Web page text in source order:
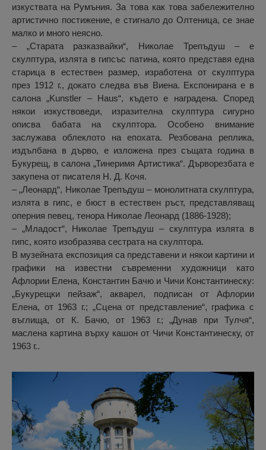
изкуствата на Румъния. За това как това забележително
артистично постижение, е стигнало до Олтеница, се знае
малко и много неясно.
– „Старата разказвайки“, Николае Трепъдуш – е
скулптура, излята в гипсъс патина, която представя една
старица в естествен размер, изработена от скулптура
през 1912 г., докато следва във Виена. Експонирана е в
салона „Kunstler – Haus“, където е наградена. Според
някои изкуствоведи, изразителна скулптура сигурно
описва бабата на скулптора. Особено внимание
заслужава облеклото на епохата. Резбована реплика,
издълбана в дърво, е изложена през същата година в
Букурещ, в салона „Тинеримя Артистика“. Дърворезбата е
закупена от писателя Н. Д. Кочя.
– „Леонард“, Николае Трепъдуш – монолитната скулптура,
излята в гипс, е бюст в естествен ръст, представляващ
оперния певец, тенора Николае Леонард (1886-1928);
– „Младост“, Николае Трепъдуш – скулптура излята в
гипс, която изобразява сестрата на скулптора.
В музейната експозиция са представени и някои картини и
графики на известни съвременни художници като
Афлории Елена, Константин Бачю и Чичи Константинеску:
„Букурещки пейзаж“, акварел, подписан от Афлории
Елена, от 1963 г.; „Сцена от представление“, графика с
въглища, от К. Бачю, от 1963 г.; „Дунав при Тулчя“,
маслена картина върху кашон от Чичи Константинеску, от
1963 г..